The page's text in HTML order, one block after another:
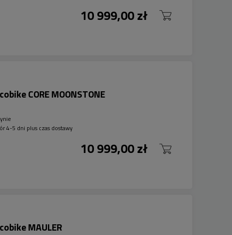
10 999,00 zł
CORE MOONSTONE
4-5 dni plus czas dostawy
10 999,00 zł
MAULER